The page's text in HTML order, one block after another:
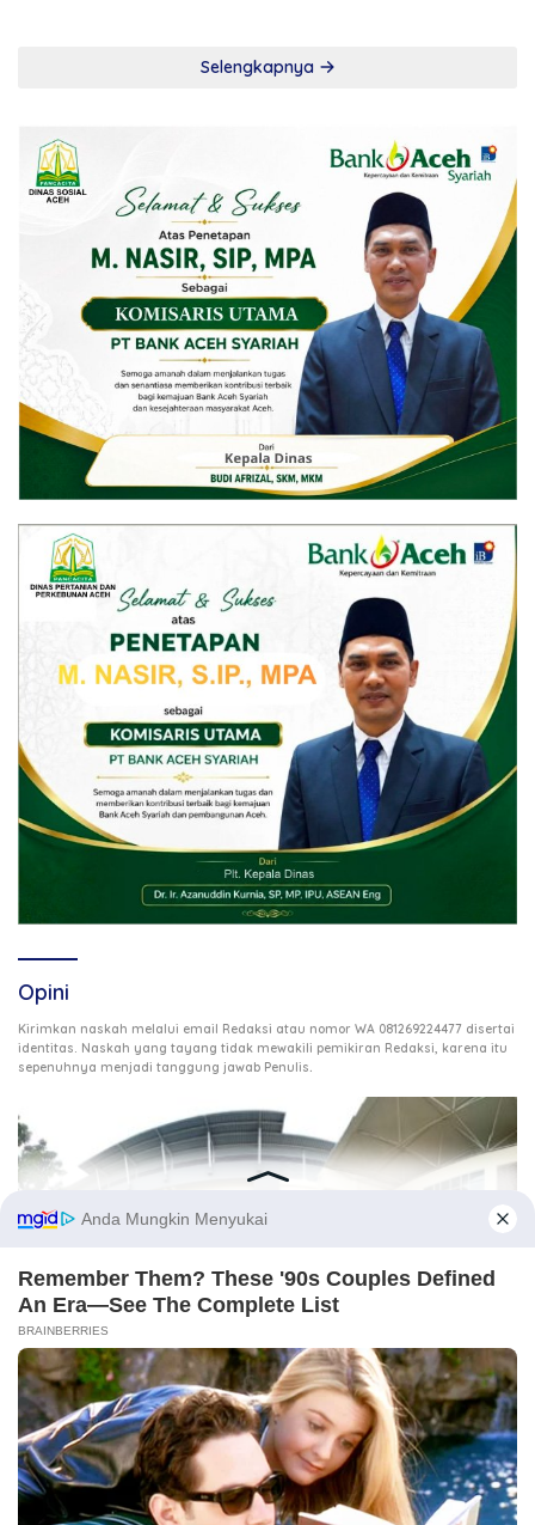
Selengkapnya
Opini
Kirimkan naskah melalui email Redaksi atau nomor WA 081269224477 disertai
identitas. Naskah yang tayang tidak mewakili pemikiran Redaksi, karena itu
sepenuhnya menjadi tanggung jawab Penulis.
9 Agustus 2026
Menyelamatkan RSUDZA
3 Agustus 2026
Ketika DPR Kehilangan Daya Kontrol, Siapa Mengawasi
Kekuasaan?